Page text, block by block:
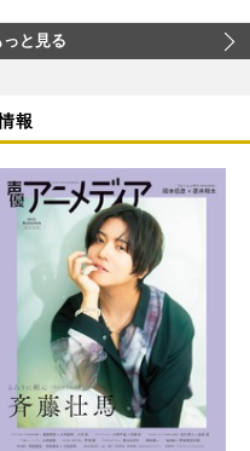
と見る
報